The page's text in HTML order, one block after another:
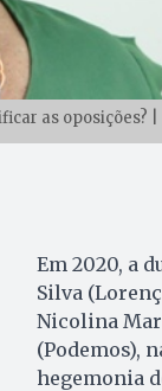
as oposições? |
Em 2020, a
Silva
Nicolina
(Podemos),
hegemonia